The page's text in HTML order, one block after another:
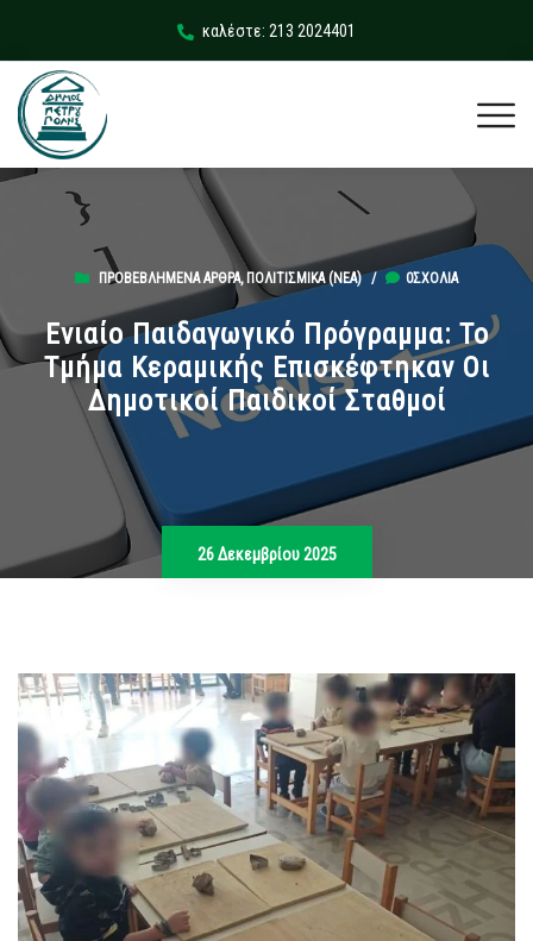
καλέστε: 213 2024401
ΠΡΟΒΕΒΛΗΜΈΝΑ ΆΡΘΡΑ, ΠΟΛΙΤΙΣΜΙΚΆ (ΝΕΑ)/ 0ΣΧΌΛΙΑ
Ενιαίο Παιδαγωγικό Πρόγραμμα: Το
Τμήμα Κεραμικής Επισκέφτηκαν Οι
Δημοτικοί Παιδικοί Σταθμοί
26 Δεκεμβρίου 2025